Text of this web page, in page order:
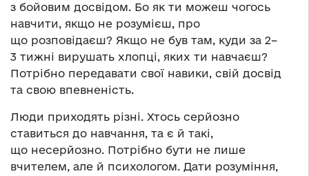
з бойовим досвідом. Бо як ти можеш чогось
навчити, якщо не розумієш, про
що розповідаєш? Якщо не був там, куди за 2–
3 тижні вирушать хлопці, яких ти навчаєш?
Потрібно передавати свої навики, свій досвід
та свою впевненість.
Люди приходять різні. Хтось серйозно
ставиться до навчання, та є й такі,
що несерйозно. Потрібно бути не лише
вчителем, але й психологом. Дати розуміння,